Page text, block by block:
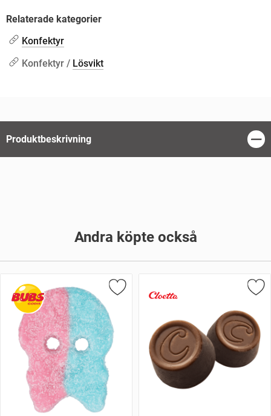
Relaterade kategorier
Konfektyr
Konfektyr / Lösvikt
Produktbeskrivning
Andra köpte också